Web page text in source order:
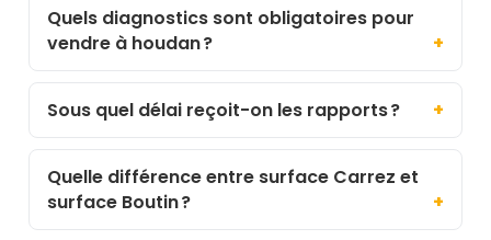
Quels diagnostics sont obligatoires pour
vendre à houdan ?
Sous quel délai reçoit-on les rapports ?
Quelle différence entre surface Carrez et
surface Boutin ?